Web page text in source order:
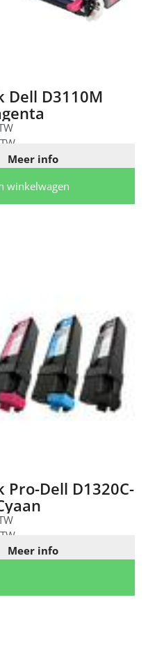
Dell D3110M
Meer info
winkelwagen
Pro-Dell D1320C-
Meer info